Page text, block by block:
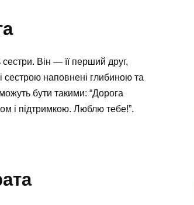
Він — її перший друг,
наповнені глибиною та
бути такими: “Дорога
і підтримкою. Люблю тебе!”.